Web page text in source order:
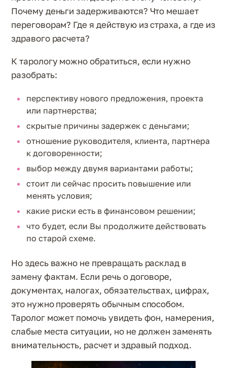
Почему деньги задерживаются? Что мешает
переговорам? Где я действую из страха, а где из
здравого расчета?
К тарологу можно обратиться, если нужно
разобрать:
перспективу нового предложения, проекта
или партнерства;
скрытые причины задержек с деньгами;
отношение руководителя, клиента, партнера
к договоренности;
выбор между двумя вариантами работы;
стоит ли сейчас просить повышение или
менять условия;
какие риски есть в финансовом решении;
что будет, если Вы продолжите действовать
по старой схеме.
Но здесь важно не превращать расклад в
замену фактам. Если речь о договоре,
документах, налогах, обязательствах, цифрах,
это нужно проверять обычным способом.
Таролог может помочь увидеть фон, намерения,
слабые места ситуации, но не должен заменять
внимательность, расчет и здравый подход.